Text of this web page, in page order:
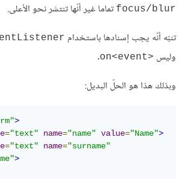
focus/blur تماما غير أنّها تنتشر نحو الأعلى.
تنبّه أنّه يجب إسنادها باستخدام
وليس on<event>‎
.
وبذلك هذا هو الحلّ البديل:
>
="text" name="name" value="Name">
="text" name="surname"
>